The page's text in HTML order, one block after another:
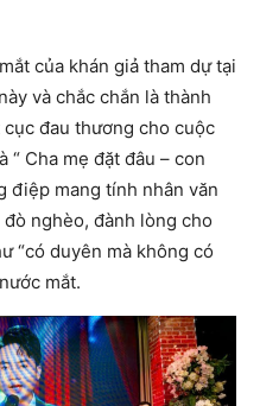
của khán giả tham dự tại
và chắc chắn là thành
đau thương cho cuộc
Cha mẹ đặt đâu – con
điệp mang tính nhân văn
nghèo, đành lòng cho
“có duyên mà không có
mắt.